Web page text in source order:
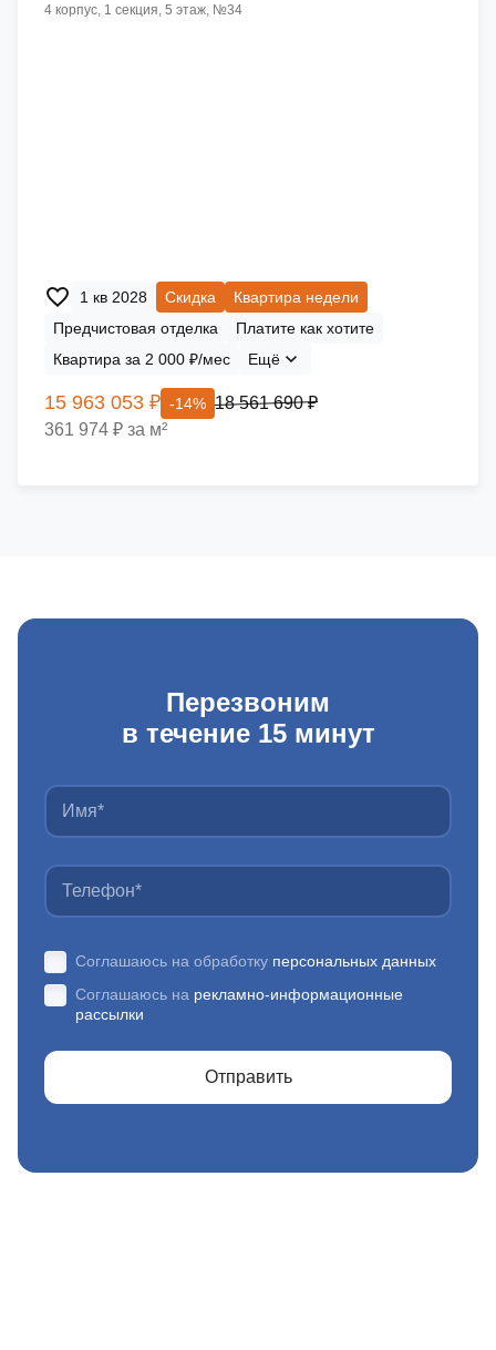
4 корпус, 1 секция, 5 этаж, №34
1 кв 2028 Скидка
Квартира недели
Предчистовая отделка
Платите как хотите
Квартира за 2 000 ₽/мес
Ещё
15 963 053 ₽ -14% 18 561 690 ₽
361 974 ₽ за м²
Перезвоним
в течение 15 минут
Соглашаюсь на обработку персональных данных
Соглашаюсь на рекламно-информационные
рассылки
Отправить